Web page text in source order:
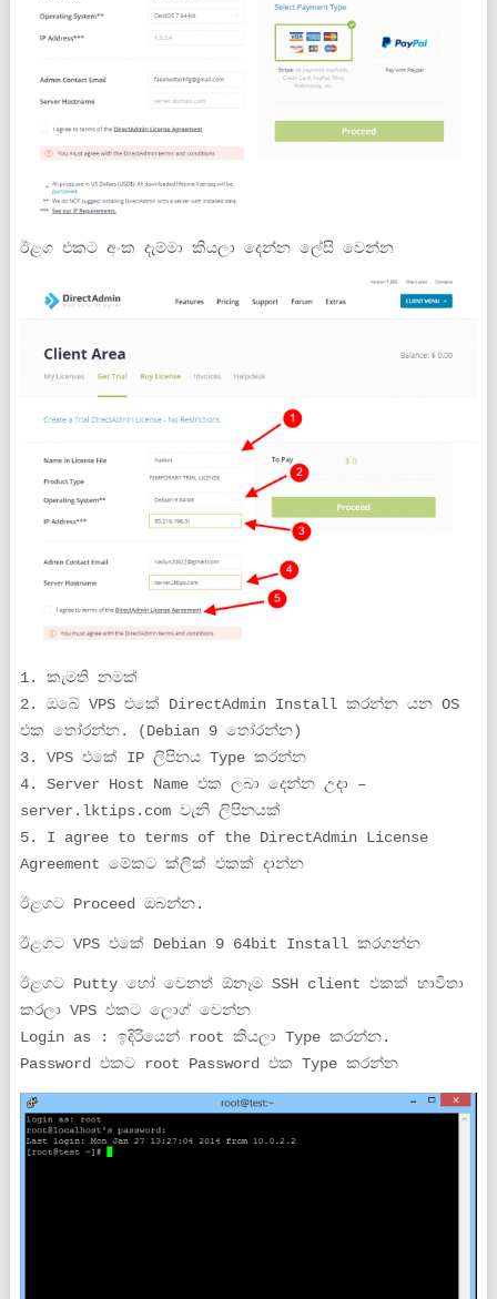
ඊළග එකට අංක දැම්මා කියලා දෙන්න ලේසි වෙන්න
1. කැමති නමක්
2. ඔබේ VPS එකේ DirectAdmin Install කරන්න යන OS
එක තෝරන්න. (Debian 9 තෝරන්න)
3. VPS එකේ IP ලිපිනය Type කරන්න
4. Server Host Name එක ලබා දෙන්න උදා –
server.lktips.com වැනි ලිපිනයක්
5. I agree to terms of the DirectAdmin License
Agreement මේකට ක්ලික් එකක් දාන්න
ඊළගට Proceed ඔබන්න.
ඊළගට VPS එකේ Debian 9 64bit Install කරගන්න
ඊළගට Putty හෝ වෙනත් ඕනෑම SSH client එකක් භාවිතා
කරලා VPS එකට ලොග් වෙන්න
Login as : ඉදිරියෙන් root කියලා Type කරන්න.
Password එකට root Password එක Type කරන්න